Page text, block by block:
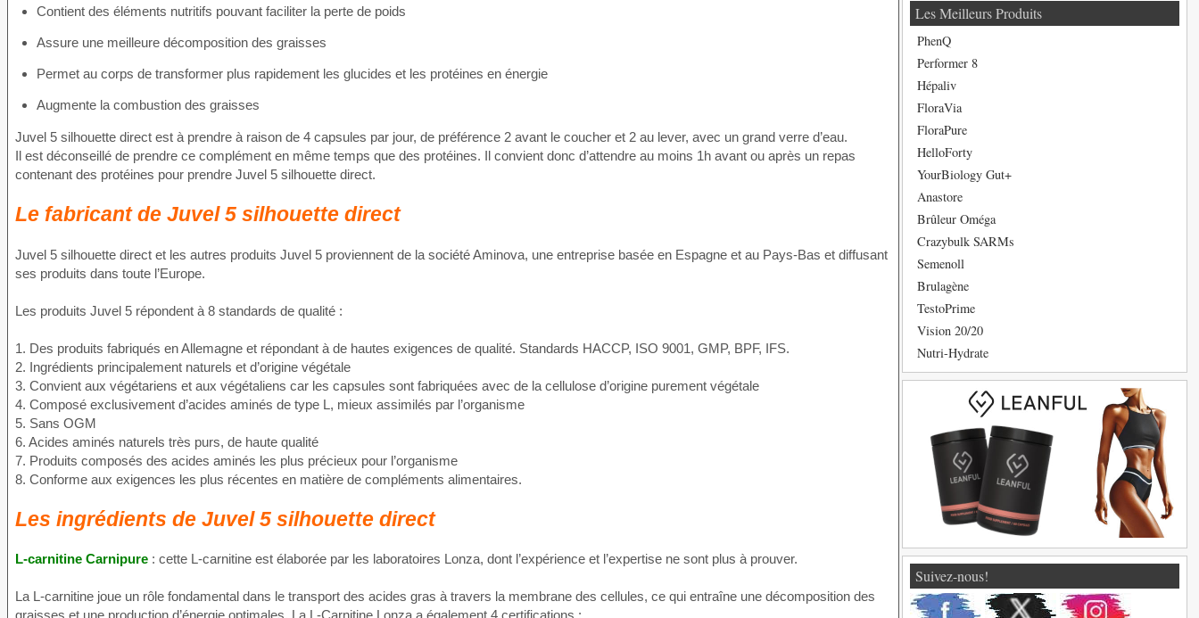
Contient des éléments nutritifs pouvant faciliter la perte de poids
Assure une meilleure décomposition des graisses
Permet au corps de transformer plus rapidement les glucides et les protéines en énergie
Augmente la combustion des graisses
Juvel 5 silhouette direct est à prendre à raison de 4 capsules par jour, de préférence 2 avant le coucher et 2 au lever, avec un grand verre d’eau.
Il est déconseillé de prendre ce complément en même temps que des protéines. Il convient donc d’attendre au moins 1h avant ou après un repas
contenant des protéines pour prendre Juvel 5 silhouette direct.
Le fabricant de Juvel 5 silhouette direct
Juvel 5 silhouette direct et les autres produits Juvel 5 proviennent de la société Aminova, une entreprise basée en Espagne et au Pays-Bas et diffusant
ses produits dans toute l’Europe.
Les produits Juvel 5 répondent à 8 standards de qualité :
1. Des produits fabriqués en Allemagne et répondant à de hautes exigences de qualité. Standards HACCP, ISO 9001, GMP, BPF, IFS.
2. Ingrédients principalement naturels et d’origine végétale
3. Convient aux végétariens et aux végétaliens car les capsules sont fabriquées avec de la cellulose d’origine purement végétale
4. Composé exclusivement d’acides aminés de type L, mieux assimilés par l’organisme
5. Sans OGM
6. Acides aminés naturels très purs, de haute qualité
7. Produits composés des acides aminés les plus précieux pour l’organisme
8. Conforme aux exigences les plus récentes en matière de compléments alimentaires.
Les ingrédients de Juvel 5 silhouette direct
L-carnitine Carnipure : cette L-carnitine est élaborée par les laboratoires Lonza, dont l’expérience et l’expertise ne sont plus à prouver.
La L-carnitine joue un rôle fondamental dans le transport des acides gras à travers la membrane des cellules, ce qui entraîne une décomposition des
graisses et une production d’énergie optimales. La L-Carnitine Lonza a également 4 certifications :
Les Meilleurs Produits
PhenQ
Performer 8
Hépaliv
FloraVia
FloraPure
HelloForty
YourBiology Gut+
Anastore
Brûleur Oméga
Crazybulk SARMs
Semenoll
Brulagène
TestoPrime
Vision 20/20
Nutri-Hydrate
Suivez-nous!